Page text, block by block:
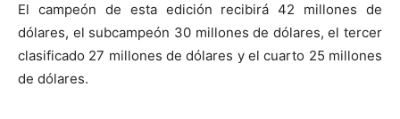
El campeón de esta edición recibirá 42 millones de
dólares, el subcampeón 30 millones de dólares, el tercer
clasificado 27 millones de dólares y el cuarto 25 millones
de dólares.